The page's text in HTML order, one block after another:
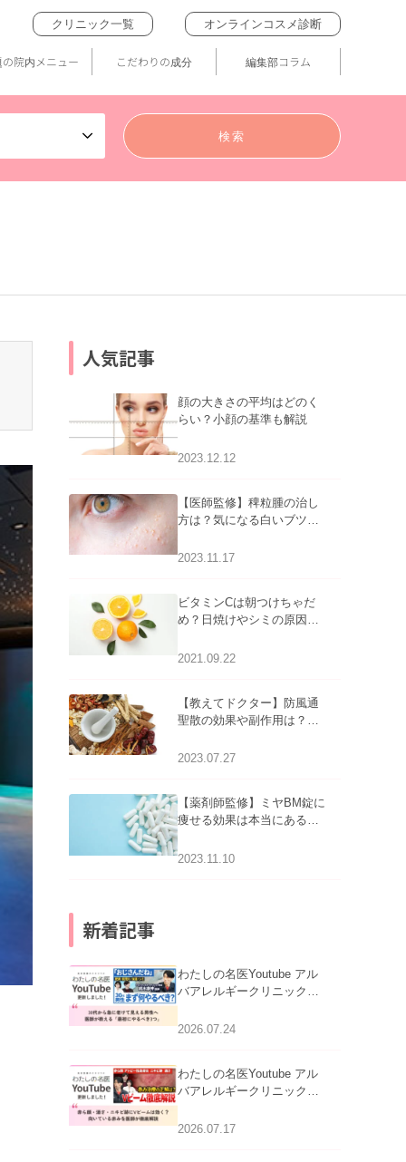
クリニック一覧 オンラインコスメ診断
院内メニュー こだわりの成分 編集部コラム
人気記事
顔の大きさの平均はどのく
らい？小顔の基準も解説
2023.12.12
【医師監修】稗粒腫の治し
方は？気になる白いブツブ
アについて
2023.11.17
ビタミンCは朝つけちゃだ
め？日焼けやシミの原因に
2021.09.22
【教えてドクター】防風通
聖散の効果や副作用は？長
2023.07.27
【薬剤師監修】ミヤBM錠に
痩せる効果は本当にある
2023.11.10
新着記事
わたしの名医Youtube アル
バアレルギークリニック札
える男性へ｜医師が教える
2026.07.24
わたしの名医Youtube アル
バアレルギークリニック札
跡にVビームは効く？向い
2026.07.17